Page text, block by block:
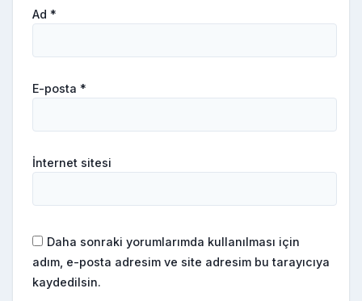
Ad *
E-posta *
İnternet sitesi
Daha sonraki yorumlarımda kullanılması için
adım, e-posta adresim ve site adresim bu tarayıcıya
kaydedilsin.